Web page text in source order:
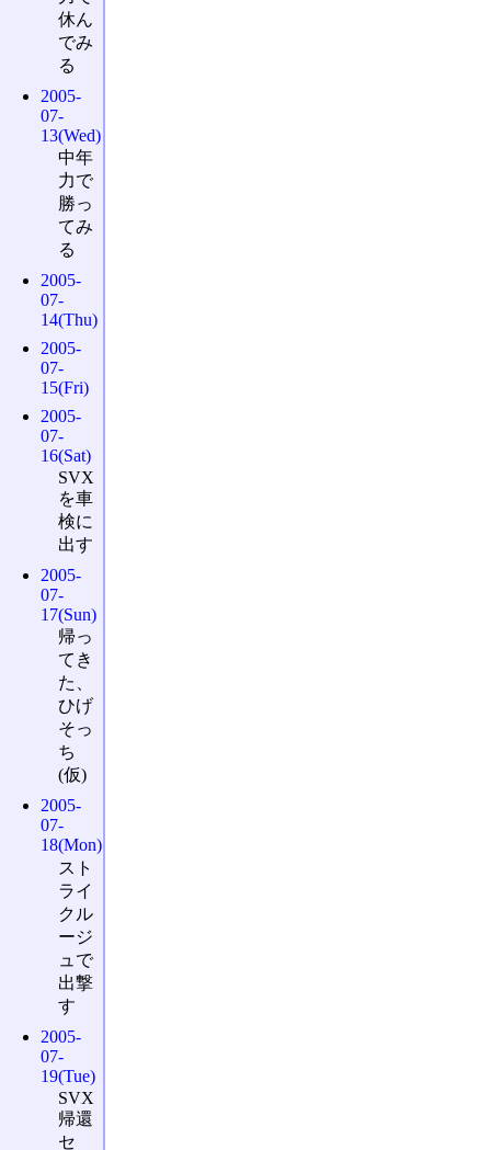
休ん
でみ
る
2005-
07-
13(Wed)
中年
力で
勝っ
てみ
る
2005-
07-
14(Thu)
2005-
07-
15(Fri)
2005-
07-
16(Sat)
SVX
を車
検に
出す
2005-
07-
17(Sun)
帰っ
てき
た、
ひげ
そっ
ち
(仮)
2005-
07-
18(Mon)
スト
ライ
クル
ージ
ュで
出撃
す
2005-
07-
19(Tue)
SVX
帰還
セ